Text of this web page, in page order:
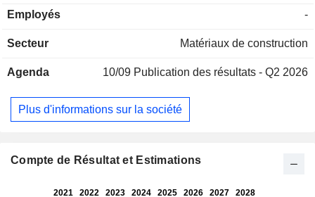
Employés
-
Secteur Matériaux de construction
Agenda 10/09 Publication des résultats - Q2 2026
Plus d'informations sur la société
Compte de Résultat et Estimations